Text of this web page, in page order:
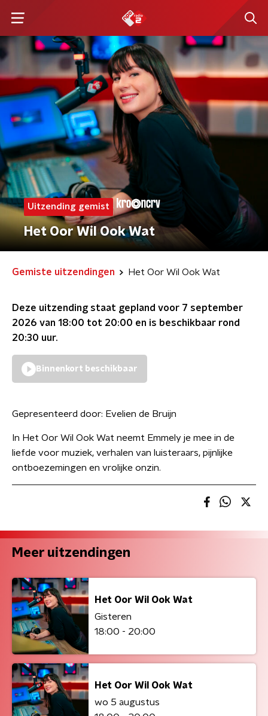
Uitzending gemist
Het Oor Wil Ook Wat
Gemiste uitzendingen Het Oor Wil Ook Wat
Deze uitzending staat gepland voor 7 september
2026 van 18:00 tot 20:00 en is beschikbaar rond
20:30 uur.
Binnenkort beschikbaar
Gepresenteerd door: Evelien de Bruijn
In Het Oor Wil Ook Wat neemt Emmely je mee in de
liefde voor muziek, verhalen van luisteraars, pijnlijke
ontboezemingen en vrolijke onzin.
Meer uitzendingen
Het Oor Wil Ook Wat
Gisteren
18:00 - 20:00
Het Oor Wil Ook Wat
wo 5 augustus